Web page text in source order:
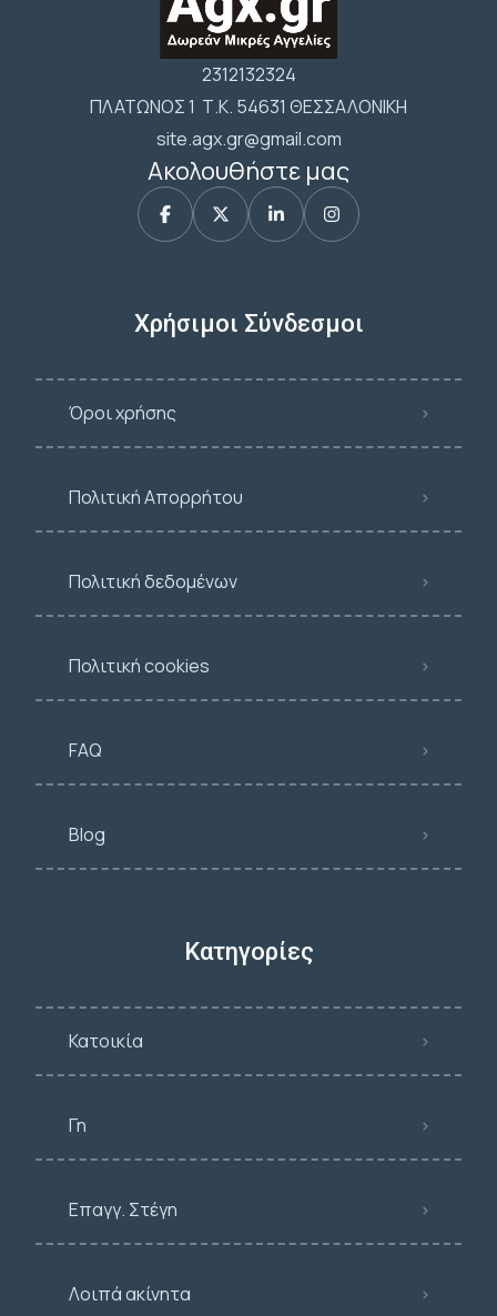
2312132324
ΠΛΑΤΩΝΟΣ 1 Τ.Κ. 54631 ΘΕΣΣΑΛΟΝΙΚΗ
site.agx.gr@gmail.com
Ακολουθήστε μας
Χρήσιμοι Σύνδεσμοι
Όροι χρήσης
Πολιτική Απορρήτου
Πολιτική δεδομένων
Πολιτική cookies
FAQ
Blog
Κατηγορίες
Κατοικία
Γη
Επαγγ. Στέγη
Λοιπά ακίνητα